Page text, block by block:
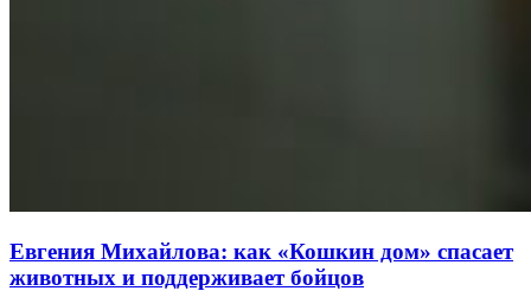
Евгения Михайлова: как «Кошкин дом» спасает
животных и поддерживает бойцов